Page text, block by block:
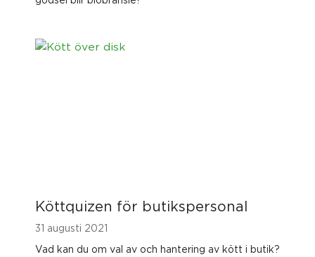
Köttquizen för butikspersonal
31 augusti 2021
Vad kan du om val av och hantering av kött i butik?